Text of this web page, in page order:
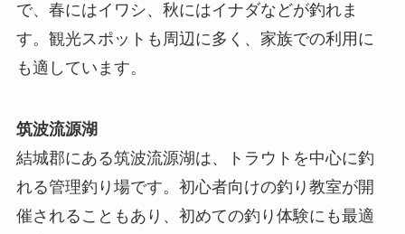
で、春にはイワシ、秋にはイナダなどが釣れま
す。観光スポットも周辺に多く、家族での利用に
も適しています。
筑波流源湖
結城郡にある筑波流源湖は、トラウトを中心に釣
れる管理釣り場です。初心者向けの釣り教室が開
催されることもあり、初めての釣り体験にも最適